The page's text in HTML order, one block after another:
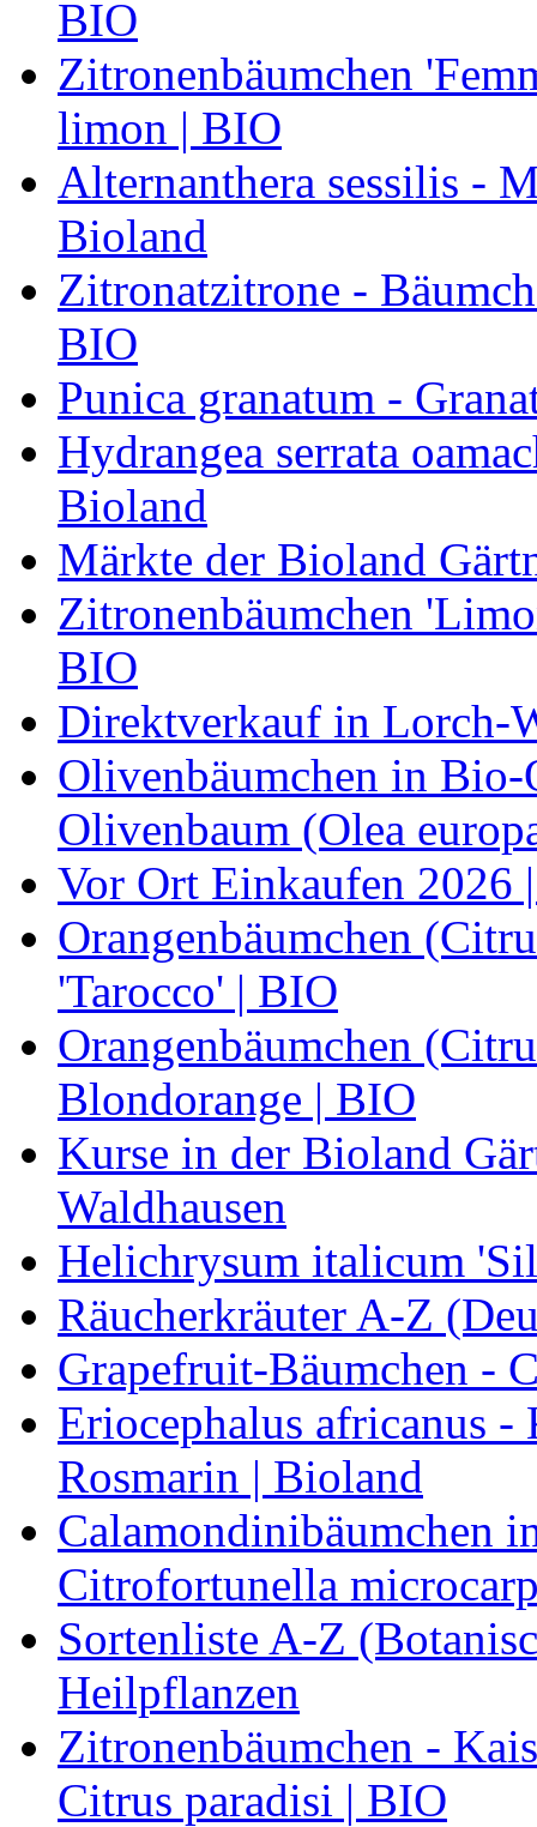
BIO
Zitronenbäumchen
limon | BIO
Alternanthera sessilis -
Bioland
Zitronatzitrone -
BIO
Punica granatum -
Hydrangea serrata
Bioland
Märkte der Bioland
Zitronenbäumchen
BIO
Direktverkauf in Lorch-
Olivenbäumchen in Bio-
Olivenbaum (Olea
Vor Ort Einkaufen 2026
Orangenbäumchen
'Tarocco' | BIO
Orangenbäumchen
Blondorange | BIO
Kurse in der Bioland
Waldhausen
Helichrysum italicum
Räucherkräuter A-Z
Grapefruit-Bäumchen -
Eriocephalus africanus
Rosmarin | Bioland
Calamondinibäumchen
Citrofortunella
Sortenliste A-Z
Heilpflanzen
Zitronenbäumchen -
Citrus paradisi | BIO